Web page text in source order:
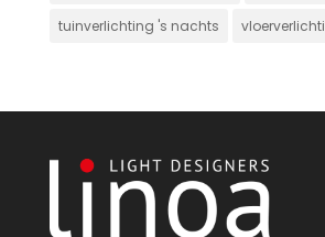
tuinverlichting 's nachts